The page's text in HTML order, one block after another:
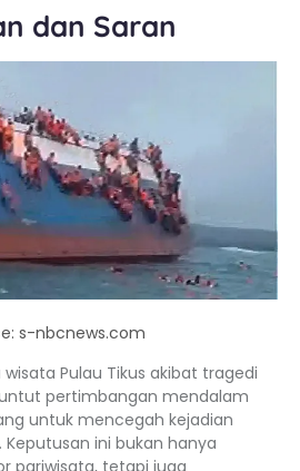
dan Saran
s-nbcnews.com
Pulau Tikus akibat tragedi
pertimbangan mendalam
untuk mencegah kejadian
ini bukan hanya
pariwisata, tetapi juga